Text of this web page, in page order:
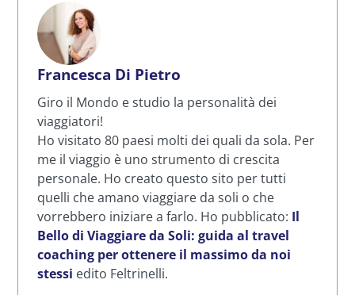
Francesca Di Pietro
Giro il Mondo e studio la personalità dei
viaggiatori!
Ho visitato 80 paesi molti dei quali da sola. Per
me il viaggio è uno strumento di crescita
personale. Ho creato questo sito per tutti
quelli che amano viaggiare da soli o che
vorrebbero iniziare a farlo. Ho pubblicato: Il
Bello di Viaggiare da Soli: guida al travel
coaching per ottenere il massimo da noi
stessi edito Feltrinelli.